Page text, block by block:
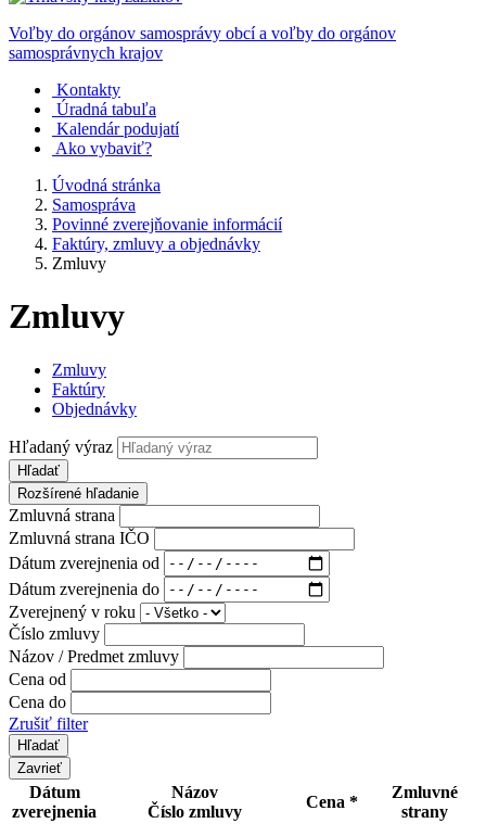
Voľby do orgánov samosprávy obcí a voľby do orgánov
samosprávnych krajov
Kontakty
Úradná tabuľa
Kalendár podujatí
Ako vybaviť?
Úvodná stránka
Samospráva
Povinné zverejňovanie informácií
Faktúry, zmluvy a objednávky
Zmluvy
Zmluvy
Zmluvy
Faktúry
Objednávky
Hľadaný výraz
Hľadať
Rozšírené hľadanie
Zmluvná strana
Zmluvná strana IČO
Dátum zverejnenia od
Dátum zverejnenia do
Zverejnený v roku
Číslo zmluvy
Názov / Predmet zmluvy
Cena od
Cena do
Zrušiť filter
Zavrieť
Dátum
zverejnenia
Názov
Číslo zmluvy
Cena *
Zmluvné
strany